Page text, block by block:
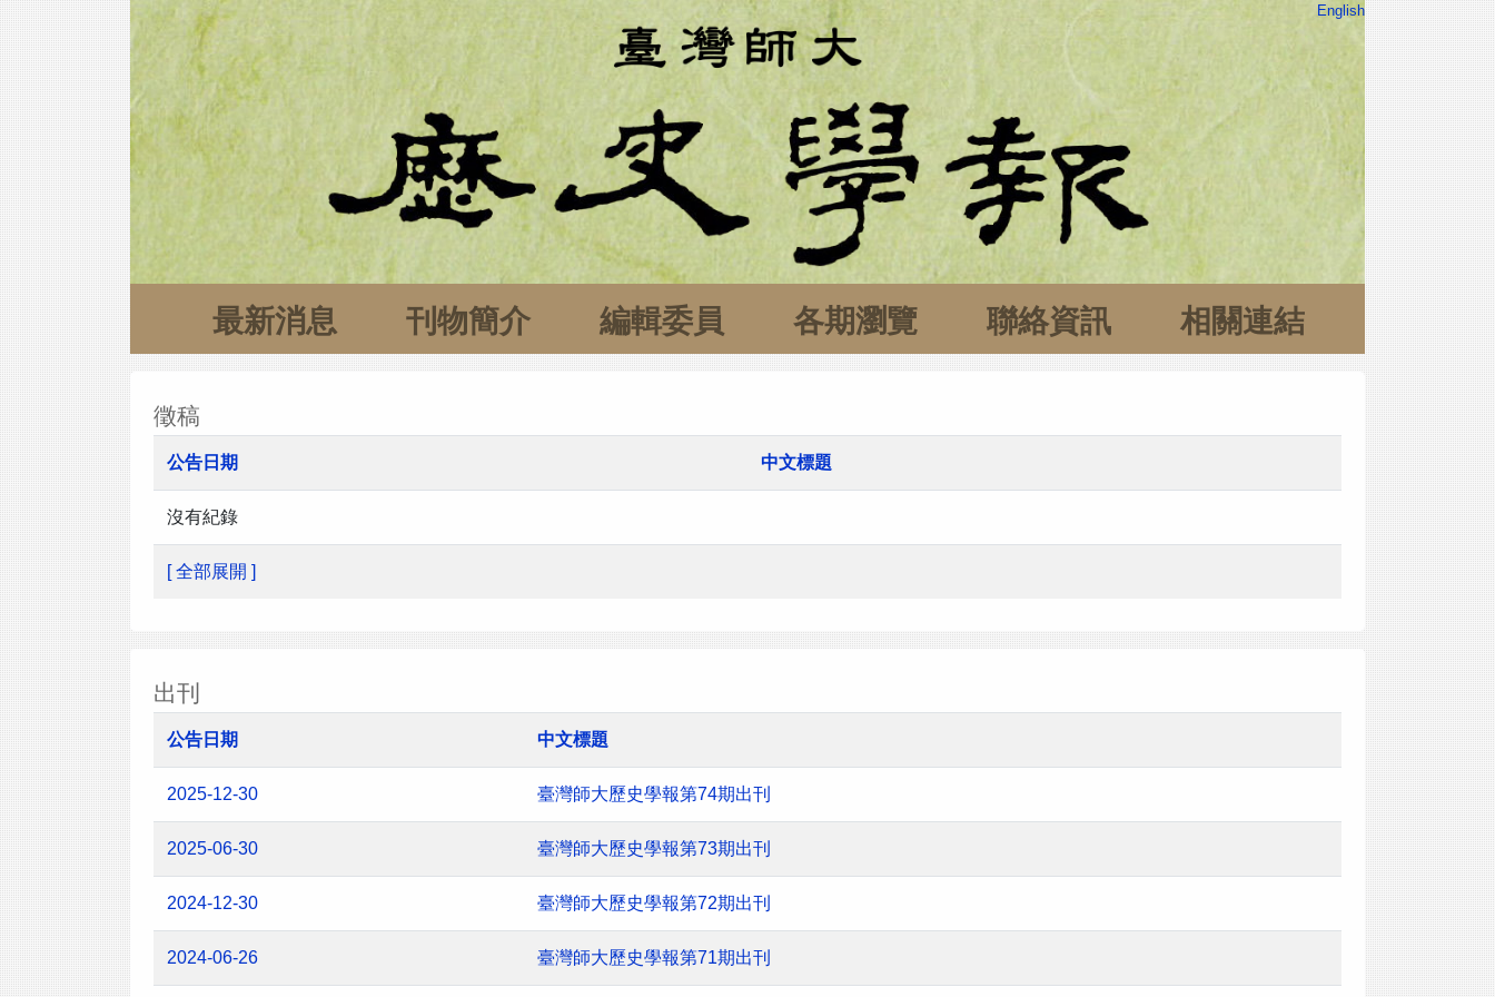
English
最新消息 刊物簡介 編輯委員 各期瀏覽 聯絡資訊 相關連結
徵稿
公告日期 中文標題
沒有紀錄
[ 全部展開 ]
出刊
公告日期 中文標題
2025-12-30 臺灣師大歷史學報第74期出刊
2025-06-30 臺灣師大歷史學報第73期出刊
2024-12-30 臺灣師大歷史學報第72期出刊
2024-06-26 臺灣師大歷史學報第71期出刊